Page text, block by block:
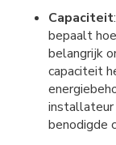
Capaciteit
bepaalt
belangrijk
capaciteit
installateur
benodigde